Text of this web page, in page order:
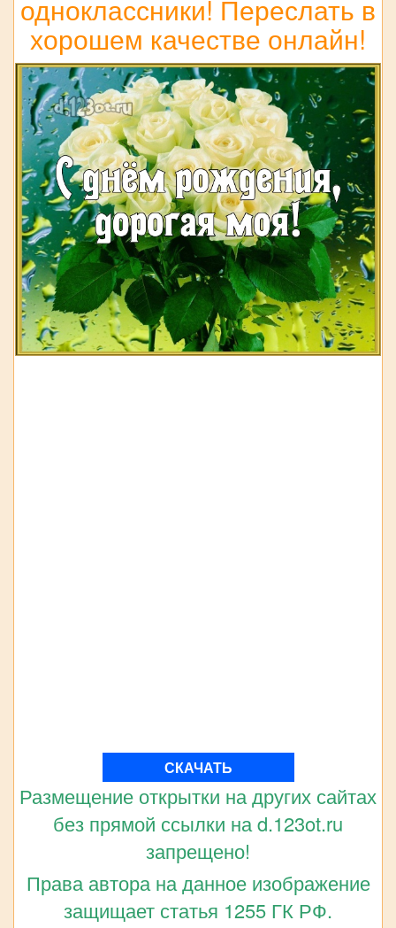
одноклассники! Переслать в
хорошем качестве онлайн!
СКАЧАТЬ
Размещение открытки на других сайтах
без прямой ссылки на d.123ot.ru
запрещено!
Права автора на данное изображение
защищает статья 1255 ГК РФ.